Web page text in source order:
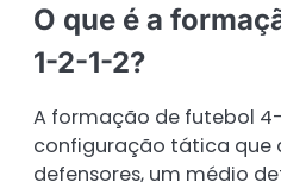
O que é a
1-2-1-2?
A formação de futebol
configuração tática que
defensores, um médio